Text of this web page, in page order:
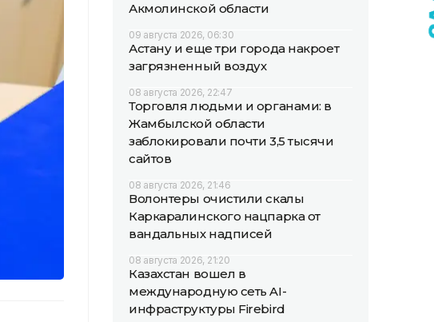
Акмолинской области
09 августа 2026, 06:30
Астану и еще три города накроет
загрязненный воздух
08 августа 2026, 22:47
Торговля людьми и органами: в
Жамбылской области
заблокировали почти 3,5 тысячи
сайтов
08 августа 2026, 21:46
Волонтеры очистили скалы
Каркаралинского нацпарка от
вандальных надписей
08 августа 2026, 21:20
Казахстан вошел в
международную сеть AI-
инфраструктуры Firebird